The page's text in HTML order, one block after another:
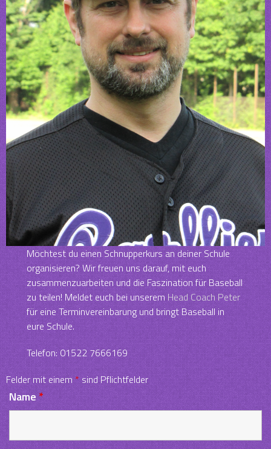
Möchtest du einen Schnupperkurs an deiner Schule
organisieren? Wir freuen uns darauf, mit euch
zusammenzuarbeiten und die Faszination für Baseball
zu teilen! Meldet euch bei unseremHead Coach Peter
für eine Terminvereinbarung und bringt Baseball in
eure Schule.
Telefon: 01522 7666169
Felder mit einem*sind Pflichtfelder
Name*